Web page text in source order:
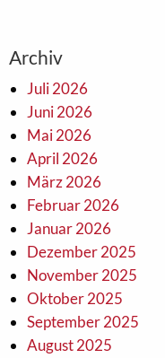
Archiv
Juli 2026
Juni 2026
Mai 2026
April 2026
März 2026
Februar 2026
Januar 2026
Dezember 2025
November 2025
Oktober 2025
September 2025
August 2025